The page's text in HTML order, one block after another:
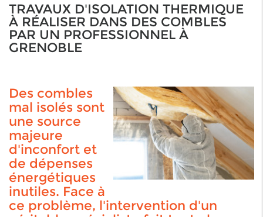
TRAVAUX D'ISOLATION THERMIQUE
À RÉALISER DANS DES COMBLES
PAR UN PROFESSIONNEL À
GRENOBLE
Des combles
mal isolés sont
une source
majeure
d'inconfort et
de dépenses
énergétiques
inutiles. Face à
ce problème, l'intervention d'un